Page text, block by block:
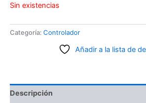
Sin existencias
Categoría: Controlador
Añadir a la lista de
Descripción